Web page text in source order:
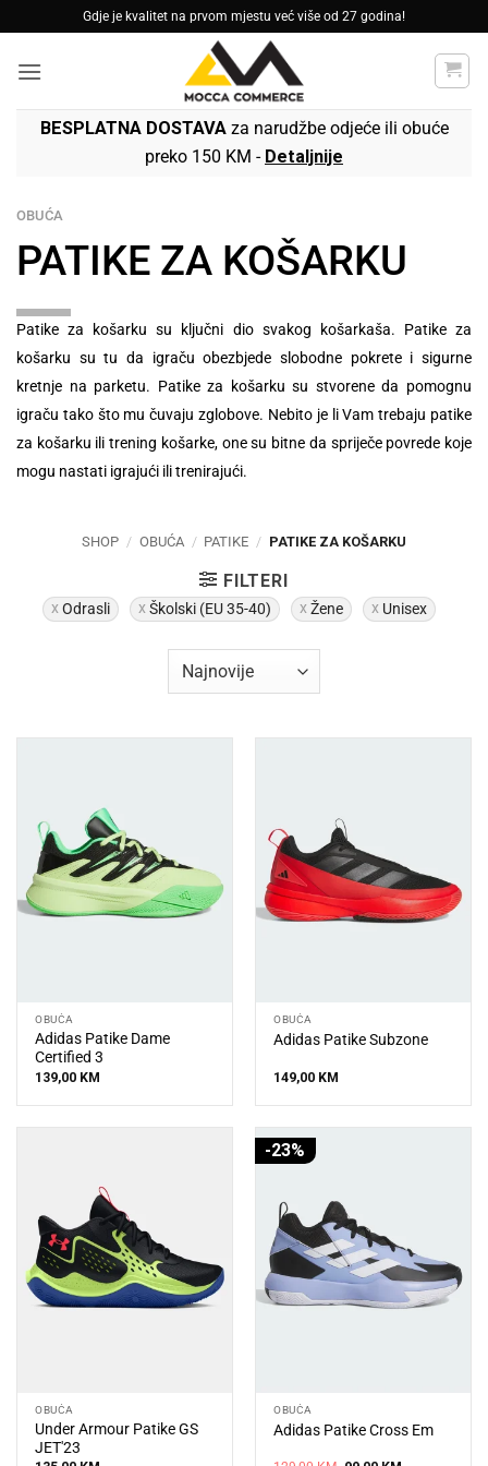
to
content
Gdje je kvalitet na prvom mjestu već više od 27 godina!
BESPLATNA DOSTAVAza narudžbe odjeće ili obuće
preko 150 KM - Detaljnije
OBUĆA
PATIKE ZA KOŠARKU
Patike za košarku su ključni dio svakog košarkaša. Patike za
košarku su tu da igraču obezbjede slobodne pokrete i sigurne
kretnje na parketu. Patike za košarku su stvorene da pomognu
igraču tako što mu čuvaju zglobove. Nebito je li Vam trebaju patike
za košarku ili trening košarke, one su bitne da spriječe povrede koje
mogu nastati igrajući ili trenirajući.
SHOP / OBUĆA / PATIKE / PATIKE ZA KOŠARKU
FILTERI
Odrasli Školski (EU 35-40) Žene Unisex
OBUĆA
Adidas Patike Dame
Certified 3
139,00 KM
OBUĆA
Adidas Patike Subzone
149,00 KM
OBUĆA
Under Armour Patike GS
JET'23
-23%
OBUĆA
Adidas Patike Cross Em